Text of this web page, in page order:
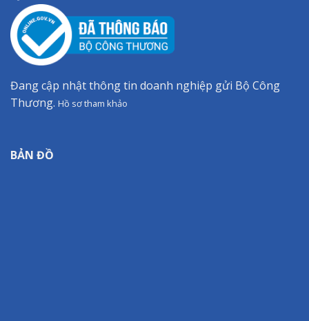
Đang cập nhật thông tin doanh nghiệp gửi Bộ Công
Thương. Hồ sơ tham khảo
BẢN ĐỒ